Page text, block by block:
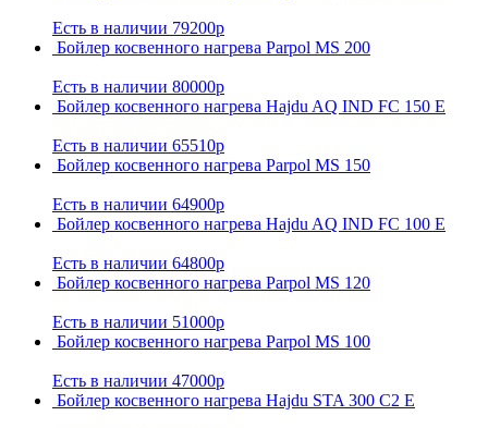
Есть в наличии 79200р
Бойлер косвенного нагрева Parpol MS 200
Есть в наличии 80000р
Бойлер косвенного нагрева Hajdu AQ IND FC 150 E
Есть в наличии 65510р
Бойлер косвенного нагрева Parpol MS 150
Есть в наличии 64900р
Бойлер косвенного нагрева Hajdu AQ IND FC 100 E
Есть в наличии 64800р
Бойлер косвенного нагрева Parpol MS 120
Есть в наличии 51000р
Бойлер косвенного нагрева Parpol MS 100
Есть в наличии 47000р
Бойлер косвенного нагрева Hajdu STA 300 С2 E